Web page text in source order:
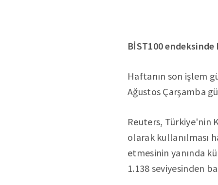
BİST100 endeksinde
Haftanın son işlem
Ağustos Çarşamba
Reuters, Türkiye'nin
olarak kullanılması
etmesinin yanında
1.138 seviyesinden